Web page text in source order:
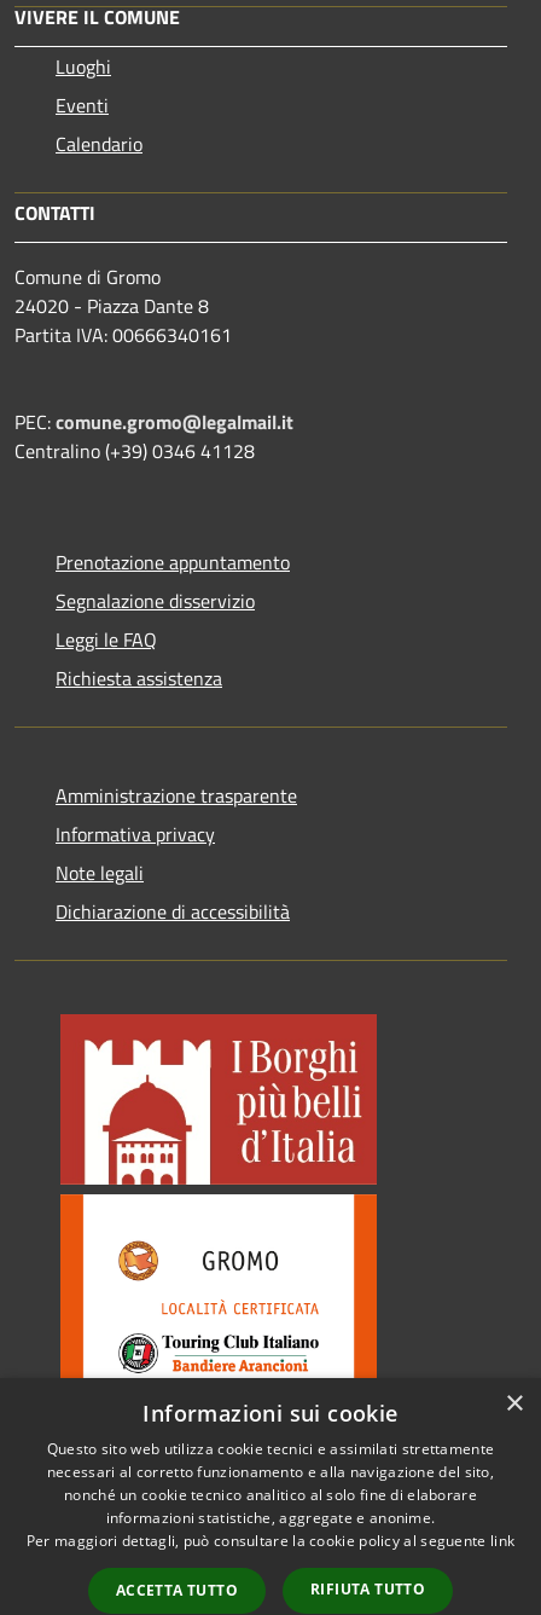
VIVERE IL COMUNE
Luoghi
Eventi
Calendario
CONTATTI
Comune di Gromo
24020 - Piazza Dante 8
Partita IVA: 00666340161
PEC:comune.gromo@legalmail.it
Centralino (+39) 0346 41128
Prenotazione appuntamento
Segnalazione disservizio
Leggi le FAQ
Richiesta assistenza
Amministrazione trasparente
Informativa privacy
Note legali
Dichiarazione di accessibilità
Accessibilità
Copyright © 2026 • Comune di
Gromo • Powered by
Municipium•
Accesso
×
Informazioni sui cookie
Questo sito web utilizza cookie tecnici e assimilati strettamente
necessari al corretto funzionamento e alla navigazione del sito,
nonché un cookie tecnico analitico al solo fine di elaborare
informazioni statistiche, aggregate e anonime.
Per maggiori dettagli, può consultare la cookie policy al seguente link
ACCETTA TUTTO RIFIUTA TUTTO